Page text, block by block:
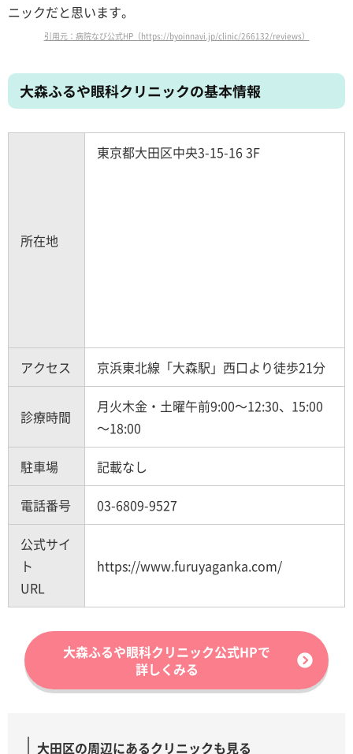
ニックだと思います。
引用元：病院なび公式HP（https://byoinnavi.jp/clinic/266132/reviews）
大森ふるや眼科クリニックの基本情報
所在地
東京都大田区中央3-15-16 3F
アクセス 京浜東北線「大森駅」西口より徒歩21分
診療時間
月火木金・土曜午前9:00～12:30、15:00
～18:00
駐車場 記載なし
電話番号 03-6809-9527
公式サイ
ト
URL
https://www.furuyaganka.com/
大森ふるや眼科クリニック公式HPで
詳しくみる
大田区の周辺にあるクリニックも見る